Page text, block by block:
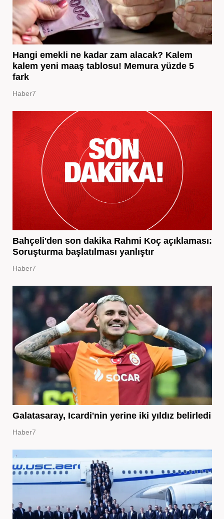
Hangi emekli ne kadar zam alacak? Kalem
kalem yeni maaş tablosu! Memura yüzde 5
fark
Haber7
Bahçeli'den son dakika Rahmi Koç açıklaması:
Soruşturma başlatılması yanlıştır
Haber7
Galatasaray, Icardi'nin yerine iki yıldız belirledi
Haber7